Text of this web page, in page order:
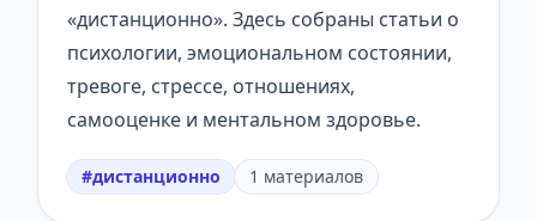
«дистанционно». Здесь собраны статьи о
психологии, эмоциональном состоянии,
тревоге, стрессе, отношениях,
самооценке и ментальном здоровье.
#дистанционно 1 материалов